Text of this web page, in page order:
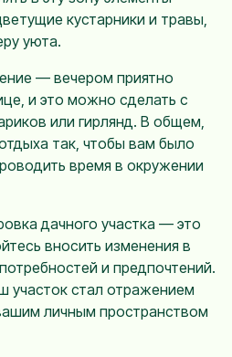
кустарники и травы,
уюта.
— вечером приятно
и это можно сделать с
или гирлянд. В общем,
так, чтобы вам было
время в окружении
дачного участка — это
вносить изменения в
и предпочтений.
участок стал отражением
личным пространством